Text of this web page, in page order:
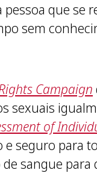
que se
sem
Campaign
sexuais
of
seguro para
sangue